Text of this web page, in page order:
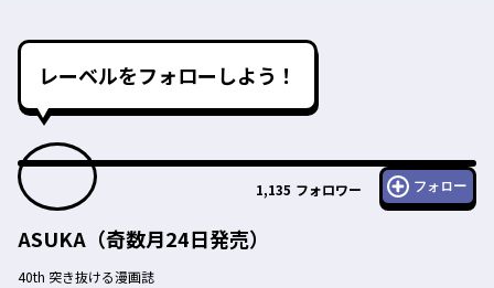
レーベルをフォローしよう！
1,135 フォロワー フォロー
ASUKA（奇数月24日発売）
40th 突き抜ける漫画誌